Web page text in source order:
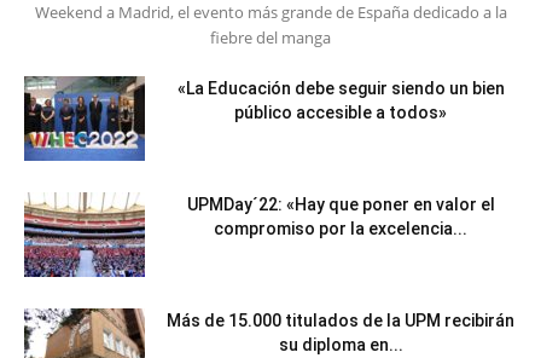
Weekend a Madrid, el evento más grande de España dedicado a la
fiebre del manga
«La Educación debe seguir siendo un bien
público accesible a todos»
UPMDay´22: «Hay que poner en valor el
compromiso por la excelencia...
Más de 15.000 titulados de la UPM recibirán
su diploma en...